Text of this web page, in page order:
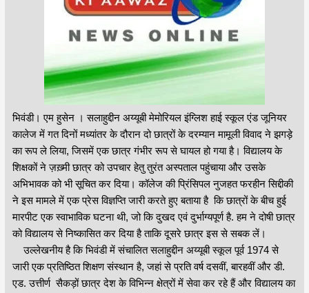
भिवंडी। एम हुसेन । सलाहुद्दीन अय्यूबी मेमोरियल इंग्लिश हाई स्कूल एंड जूनियर
कालेज में गत दिनों मध्यांतर के दौरान दो छात्रों के दरम्यान मामूली विवाद ने झगड़े
का रूप ले लिया, जिसमें एक छात्र गंभीर रूप से घायल हो गया है। विद्यालय के
शिक्षकों ने ज़ख़्मी छात्र को उपचार हेतु तुरंत अस्पताल पहुंचाया और उसके
अभिभावक को भी सूचित कर दिया। कॉलेज की प्रिंसिपल नुजहत फरहीन सिद्दीकी
ने इस मामले में एक प्रेस विज्ञप्ति जारी करते हुए बताया है कि छात्रों के बीच हुई
मारपीट एक स्वाभाविक घटना थी, जो कि दुखद एवं दुर्भाग्यपूर्ण है. हम ने दोषी छात्र
को विद्यालय से निष्कासित कर दिया है ताकि दूसरे छात्र इस से सबक लें।
उल्लेखनीय है कि भिवंडी में संचालित सलाहुद्दीन अय्यूबी स्कूल पूर्व 1974 से
जारी एक प्रतिष्ठित शिक्षण संस्थान है, जहां से प्रति वर्ष दसवीं, बारहवीं और डी.
एड. उत्तीर्ण सैकड़ों छात्र देश के विभिन्न क्षेत्रों में सेवा कर रहे हैं और विद्यालय का